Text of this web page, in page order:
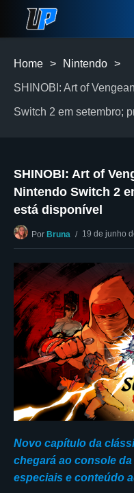
Home > Nintendo >
SHINOBI: Art of
Switch 2 em setembro;
SHINOBI: Art of
Nintendo Switch 2
está disponível
Por Bruna 19 de junho
Novo capítulo da
chegará ao console
especiais e conteúdo